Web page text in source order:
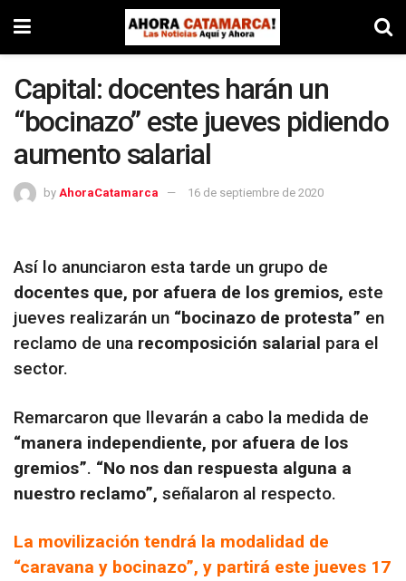
Capital: docentes harán un
“bocinazo” este jueves pidiendo
aumento salarial
by AhoraCatamarca 16 de septiembre de 2020
Así lo anunciaron esta tarde un grupo de
docentes que, por afuera de los gremios, este
jueves realizarán un “bocinazo de protesta” en
reclamo de una recomposición salarial para el
sector.
Remarcaron que llevarán a cabo la medida de
“manera independiente, por afuera de los
gremios”. “No nos dan respuesta alguna a
nuestro reclamo”, señalaron al respecto.
La movilización tendrá la modalidad de
“caravana y bocinazo”, y partirá este jueves 17